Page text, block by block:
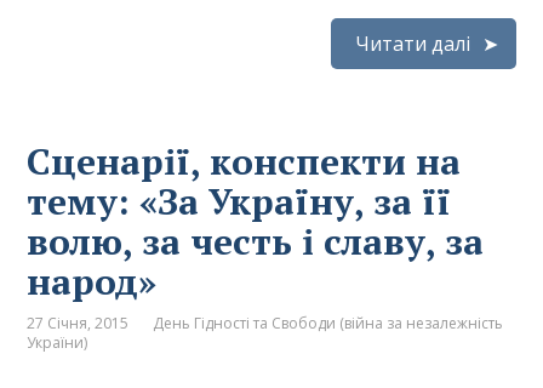
Читати далі
Сценарії, конспекти на
тему: «За Україну, за її
волю, за честь і славу, за
народ»
27 Січня, 2015
День Гідності та Свободи (війна за незалежність
України)